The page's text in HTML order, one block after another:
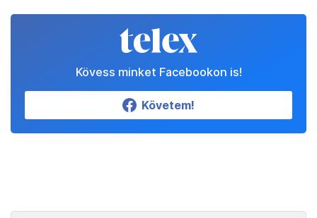
Kövess minket Facebookon is!
Követem!